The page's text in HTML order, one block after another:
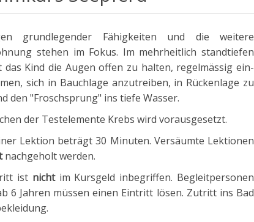
grundlegender Fähigkeiten und die weitere
stehen im Fokus. Im mehrheitlich standtiefen
das Kind die Augen offen zu halten, regelmässig ein-
sich in Bauchlage anzutreiben, in Rückenlage zu
den "Froschsprung" ins tiefe Wasser.
der Testelemente Krebs wird vorausgesetzt.
Lektion beträgt 30 Minuten. Versäumte Lektionen
nachgeholt werden.
ist nichtim Kursgeld inbegriffen. Begleitpersonen
6 Jahren müssen einen Eintritt lösen. Zutritt ins Bad